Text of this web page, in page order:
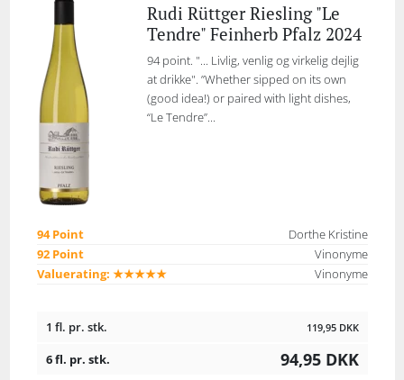
Rudi Rüttger Riesling "Le
Tendre" Feinherb Pfalz 2024
94 point. "... Livlig, venlig og virkelig dejlig
at drikke". ”Whether sipped on its own
(good idea!) or paired with light dishes,
“Le Tendre”...
94 Point
Dorthe Kristine
92 Point
Vinonyme
Valuerating: ★★★★★
Vinonyme
1 fl. pr. stk. 119,95 DKK
6 fl. pr. stk. 94,95 DKK